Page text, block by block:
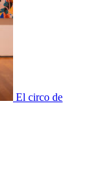
El circo de